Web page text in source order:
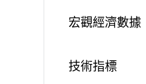
宏觀經濟數據
技術指標